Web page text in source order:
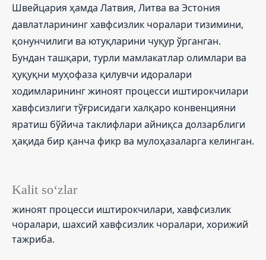
Kalit so‘zlar
жиноят процесси иштирокчилари, хавфсизлик
чоралари, шахсий хавфсизлик чоралари, хорижий
тажриба.
Швейцария ҳамда Латвия, Литва ва Эстония
давлатларининг хавфсизлик чоралари тизимини,
қонунчилиги ва ютуқларини чуқур ўрганган.
Бундан ташқари, турли мамлакатлар олимлари ва
ҳуқуқни муҳофаза қилувчи идоралари
ходимларининг жиноят процесси иштирокчилари
хавфсизлиги тўғрисидаги халқаро конвенцияни
яратиш бўйича таклифлари айниқса долзарблиги
ҳақида бир қанча фикр ва мулоҳазаларга келинган.